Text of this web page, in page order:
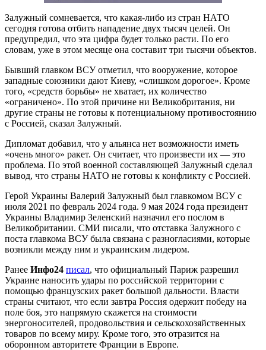
Залужный сомневается, что какая-либо из стран НАТО
сегодня готова отбить нападение двух тысяч целей. Он
предупредил, что эта цифра будет только расти. По его
словам, уже в этом месяце она составит три тысячи объектов.
Бывший главком ВСУ отметил, что вооружение, которое
западные союзники дают Киеву, «слишком дорогое». Кроме
того, «средств борьбы» не хватает, их количество
«ограничено». По этой причине ни Великобритания, ни
другие страны не готовы к потенциальному противостоянию
с Россией, сказал Залужный.
Дипломат добавил, что у альянса нет возможности иметь
«очень много» ракет. Он считает, что произвести их — это
проблема. По этой военной составляющей Залужный сделал
вывод, что страны НАТО не готовы к конфликту с Россией.
Герой Украины Валерий Залужный был главкомом ВСУ с
июля 2021 по февраль 2024 года. 9 мая 2024 года президент
Украины Владимир Зеленский назначил его послом в
Великобритании. СМИ писали, что отставка Залужного с
поста главкома ВСУ была связана с разногласиями, которые
возникли между ним и украинским лидером.
Ранее Инфо24 писал, что официальный Париж разрешил
Украине наносить удары по российской территории с
помощью французских ракет большой дальности. Власти
страны считают, что если завтра Россия одержит победу на
поле боя, это напрямую скажется на стоимости
энергоносителей, продовольствия и сельскохозяйственных
товаров по всему миру. Кроме того, это отразится на
оборонном авторитете Франции в Европе.